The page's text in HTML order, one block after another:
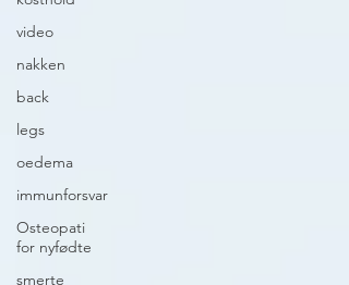
video
nakken
back
legs
oedema
immunforsvar
Osteopati
for nyfødte
smerte